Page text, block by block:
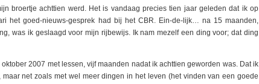
broertje achttien werd. Het is vandaag precies tien jaar geleden dat ik op
het goed-nieuws-gesprek had bij het CBR. Ein-de-lijk… na 15 maanden,
was ik geslaagd voor mijn rijbewijs. Ik nam mezelf een ding voor; dat ding
2007 met lessen, vijf maanden nadat ik achttien geworden was. Dat ik
net zoals met wel meer dingen in het leven (het vinden van een goede